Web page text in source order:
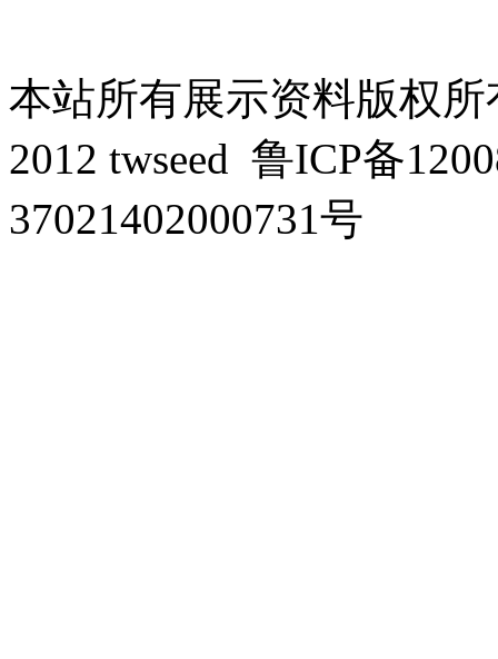
本站所有展示资料版权
2012 twseed 鲁ICP备
37021402000731号